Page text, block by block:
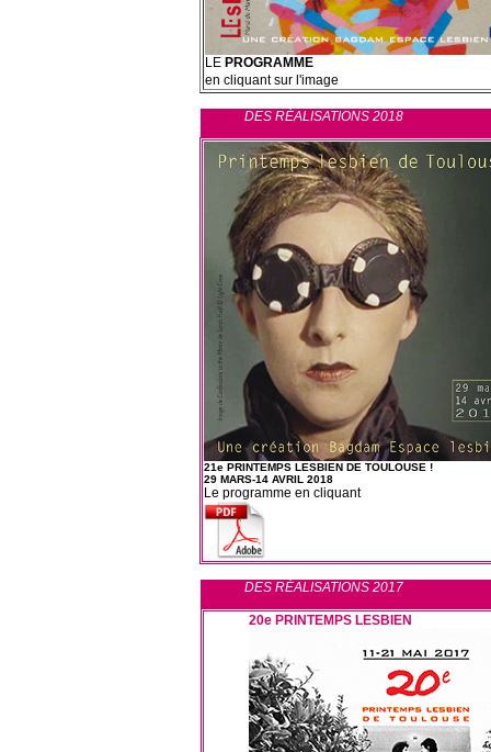
LE PROGRAMME
en cliquant sur l'image
DES RÉALISATIONS 2018
21e PRINTEMPS LESBIEN DE TOULOUSE !
29 MARS-14 AVRIL 2018
Le programme en cliquant
DES RÉALISATIONS 2017
20e PRINTEMPS LESBIEN